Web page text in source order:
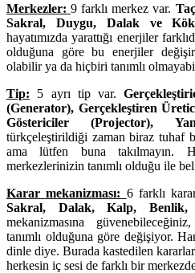
Merkezler:9 farklı merkez var.
Sakral, Duygu, Dalak ve
hayatımızda yarattığı enerjiler
olduğuna göre bu enerjiler
olabilir ya da hiçbiri tanımlı
Tip: 5 ayrı tip var.
(Generator), Gerçekleştiren
Göstericiler (Projector),
türkçeleştirildiği zaman biraz tuhaf
ama lütfen buna takılmayın.
merkezlerinizin tanımlı olduğu ile
Karar mekanizması: 6 farklı
Sakral, Dalak, Kalp, Benlik,
mekanizmasına
tanımlı olduğuna göre değişiyor.
dinle diye. Burada kastedilen
herkesin iç sesi de farklı bir